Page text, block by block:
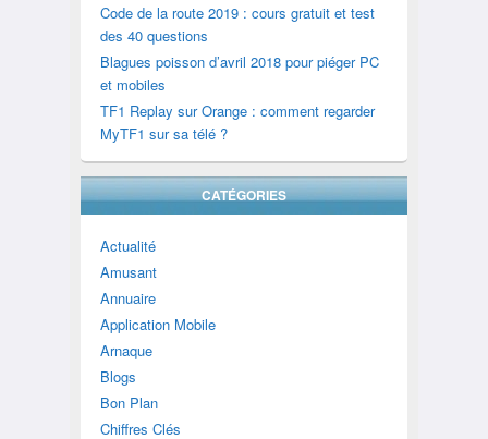
Code de la route 2019 : cours gratuit et test
des 40 questions
Blagues poisson d’avril 2018 pour piéger PC
et mobiles
TF1 Replay sur Orange : comment regarder
MyTF1 sur sa télé ?
CATÉGORIES
Actualité
Amusant
Annuaire
Application Mobile
Arnaque
Blogs
Bon Plan
Chiffres Clés